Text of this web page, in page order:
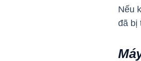
Nếu
đã bị